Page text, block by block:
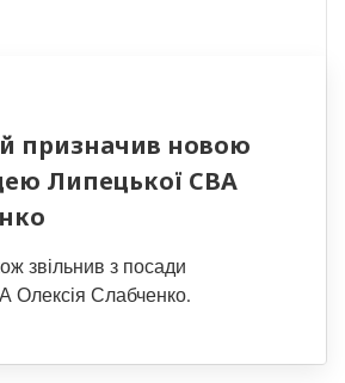
призначив новою
Липецької СВА
звільнив з посади
Олексія Слабченко.